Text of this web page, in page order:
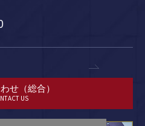
せ（総合）
US